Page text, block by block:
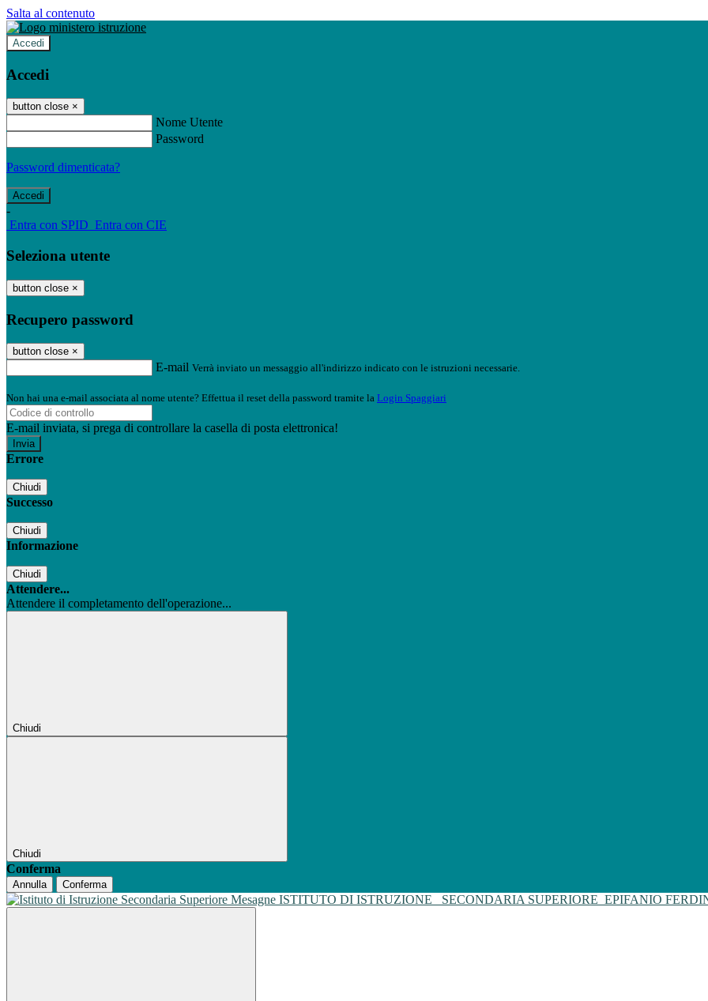
Salta al contenuto
Accedi
Accedi
button close ×
Nome Utente
Password
Password dimenticata?
-
Entra con SPID Entra con CIE
Seleziona utente
button close ×
Recupero password
button close ×
E-mail Verrà inviato un messaggio all'indirizzo indicato con le istruzioni necessarie.
Non hai una e-mail associata al nome utente? Effettua il reset della password tramite la Login Spaggiari
E-mail inviata, si prega di controllare la casella di posta elettronica!
Errore
Chiudi
Successo
Chiudi
Informazione
Chiudi
Attendere...
Attendere il completamento dell'operazione...
Chiudi
Chiudi
Conferma
Annulla Conferma
ISTITUTO DI ISTRUZIONE SECONDARIA SUPERIORE EPIFANIO